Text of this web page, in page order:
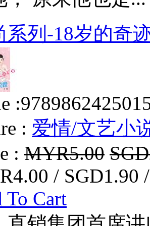
系列-18岁的奇
:
: 爱情/文艺小
: MYR5.00
/ SGD1.90
To Cart